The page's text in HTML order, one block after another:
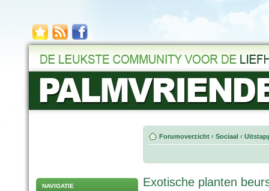
NAVIGATIE
Forumoverzicht ‹ Sociaal ‹
Exotische planten